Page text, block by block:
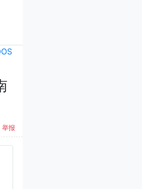
举报